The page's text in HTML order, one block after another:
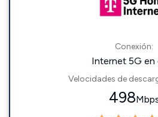
Conexión:
Internet 5G en
Velocidades de
498